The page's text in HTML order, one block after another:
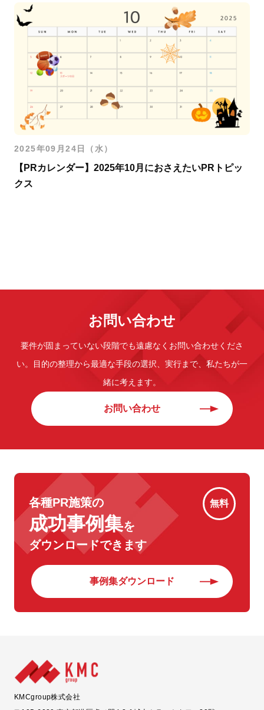
2025年09月24日（水）
【PRカレンダー】2025年10月におさえたいPRトピッ
クス
お問い合わせ
要件が固まっていない段階でも遠慮なくお問い合わせくださ
い。
目的の整理から最適な手段の選択、実行まで、私たちが一
緒に考えます。
お問い合わせ
無料
各種PR施策の
成功事例集を
ダウンロードできます
事例集ダウンロード
KMCgroup株式会社